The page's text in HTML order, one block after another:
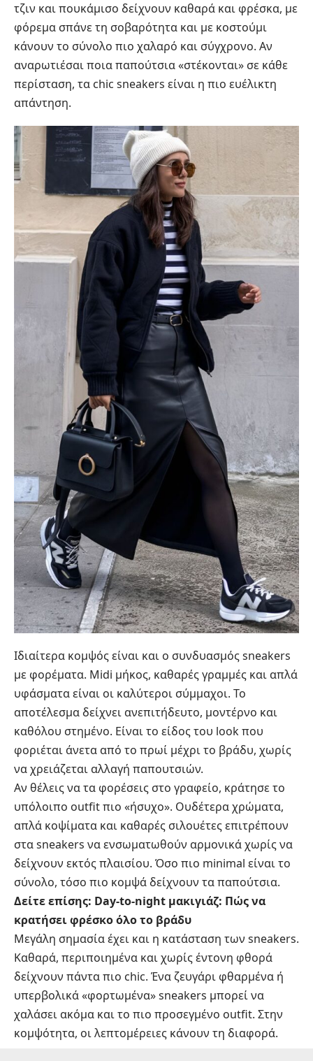
τζιν και πουκάμισο δείχνουν καθαρά και φρέσκα, με
φόρεμα σπάνε τη σοβαρότητα και με κοστούμι
κάνουν το σύνολο πιο χαλαρό και σύγχρονο. Αν
αναρωτιέσαι ποια παπούτσια «στέκονται» σε κάθε
περίσταση, τα chic sneakers είναι η πιο ευέλικτη
απάντηση.
Ιδιαίτερα κομψός είναι και ο συνδυασμός sneakers
με φορέματα. Midi μήκος, καθαρές γραμμές και απλά
υφάσματα είναι οι καλύτεροι σύμμαχοι. Το
αποτέλεσμα δείχνει ανεπιτήδευτο, μοντέρνο και
καθόλου στημένο. Είναι το είδος του look που
φοριέται άνετα από το πρωί μέχρι το βράδυ, χωρίς
να χρειάζεται αλλαγή παπουτσιών.
Αν θέλεις να τα φορέσεις στο γραφείο, κράτησε το
υπόλοιπο outfit πιο «ήσυχο». Ουδέτερα χρώματα,
απλά κοψίματα και καθαρές σιλουέτες επιτρέπουν
στα sneakers να ενσωματωθούν αρμονικά χωρίς να
δείχνουν εκτός πλαισίου. Όσο πιο minimal είναι το
σύνολο, τόσο πιο κομψά δείχνουν τα παπούτσια.
Δείτε επίσης: Day-to-night μακιγιάζ: Πώς να
κρατήσει φρέσκο όλο το βράδυ
Μεγάλη σημασία έχει και η κατάσταση των sneakers.
Καθαρά, περιποιημένα και χωρίς έντονη φθορά
δείχνουν πάντα πιο chic. Ένα ζευγάρι φθαρμένα ή
υπερβολικά «φορτωμένα» sneakers μπορεί να
χαλάσει ακόμα και το πιο προσεγμένο outfit. Στην
κομψότητα, οι λεπτομέρειες κάνουν τη διαφορά.